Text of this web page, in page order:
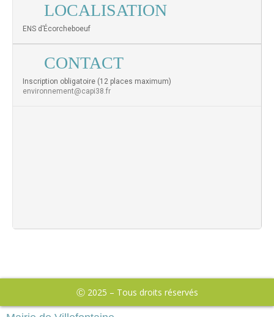
LOCALISATION
ENS d’Écorcheboeuf
CONTACT
Inscription obligatoire (12 places maximum)
environnement@capi38.fr
Ⓒ 2025 – Tous droits réservés